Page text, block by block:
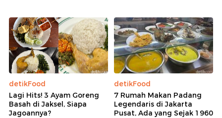
detikFood
Lagi Hits! 3 Ayam Goreng
Basah di Jaksel, Siapa
Jagoannya?
detikFood
7 Rumah Makan Padang
Legendaris di Jakarta
Pusat, Ada yang Sejak 1960